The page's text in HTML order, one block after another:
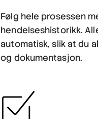
Følg hele prosessen
hendelseshistorikk.
automatisk, slik at du
og dokumentasjon.